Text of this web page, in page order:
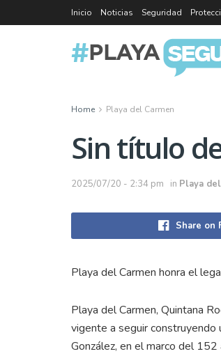
Inicio Noticias Seguridad
Home Playa del Carmen
Sin título
2025/07/20 - 2:34 pm in Playa
Share on
Playa del Carmen honra el
Playa del Carmen, Quintana
vigente a seguir construyendo
González, en el marco del